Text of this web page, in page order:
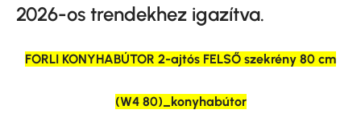
2026-os trendekhez igazítva.
FORLI KONYHABÚTOR 2-ajtós FELSŐ szekrény 80 cm
(W4 80)_konyhabútor